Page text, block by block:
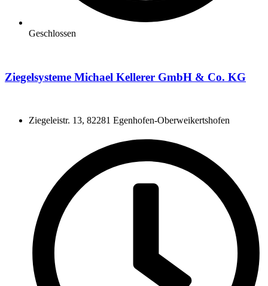
Geschlossen
Ziegelsysteme Michael Kellerer GmbH & Co. KG
Ziegeleistr. 13, 82281 Egenhofen-Oberweikertshofen